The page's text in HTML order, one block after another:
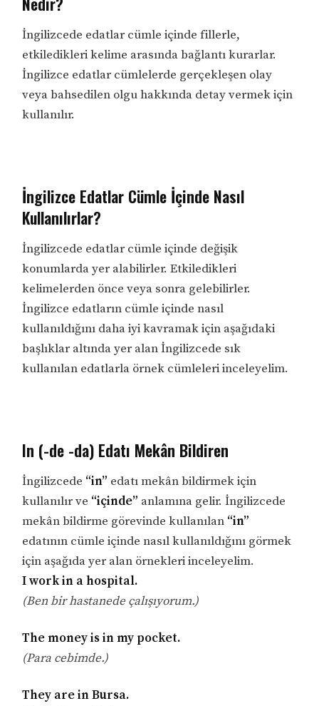
İngilizcede edatlar cümle içinde fillerle,
etkiledikleri kelime arasında bağlantı kurarlar.
İngilizce edatlar cümlelerde gerçekleşen olay
veya bahsedilen olgu hakkında detay vermek için
kullanılır.
İngilizce Edatlar Cümle İçinde Nasıl
Kullanılırlar?
İngilizcede edatlar cümle içinde değişik
konumlarda yer alabilirler. Etkiledikleri
kelimelerden önce veya sonra gelebilirler.
İngilizce edatların cümle içinde nasıl
kullanıldığını daha iyi kavramak için aşağıdaki
başlıklar altında yer alan İngilizcede sık
kullanılan edatlarla örnek cümleleri inceleyelim.
In (-de -da) Edatı Mekân Bildiren
İngilizcede “in” edatı mekân bildirmek için
kullanılır ve “içinde” anlamına gelir. İngilizcede
mekân bildirme görevinde kullanılan “in”
edatının cümle içinde nasıl kullanıldığını görmek
için aşağıda yer alan örnekleri inceleyelim.
I work in a hospital.
(Ben bir hastanede çalışıyorum.)
The money is in my pocket.
(Para cebimde.)
They are in Bursa.